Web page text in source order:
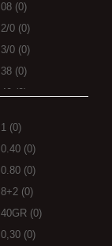
08 (0)
2/0 (0)
3/0 (0)
38 (0)
40 (0)
44(0)
1 (0)
0.40 (0)
0.80 (0)
8+2 (0)
40GR (0)
0,30 (0)